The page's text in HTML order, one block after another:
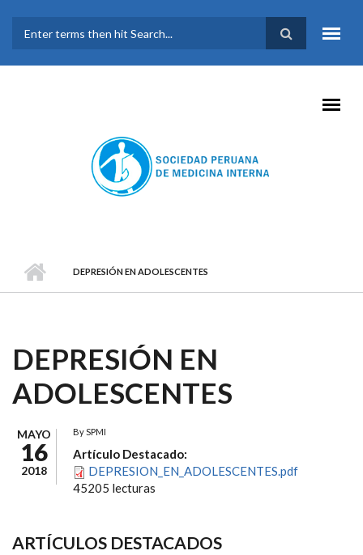
FORMULARIO DE
BÚSQUEDA
DEPRESIÓN EN ADOLESCENTES
DEPRESIÓN EN
ADOLESCENTES
MAYO
16
2018
BySPMI
Artículo Destacado:
DEPRESION_EN_ADOLESCENTES.pdf
45205 lecturas
ARTÍCULOS DESTACADOS